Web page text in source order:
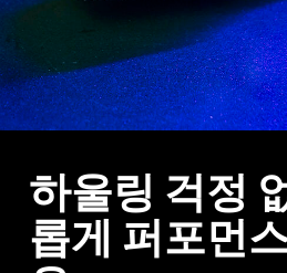
하울링 걱정
롭게 퍼포먼